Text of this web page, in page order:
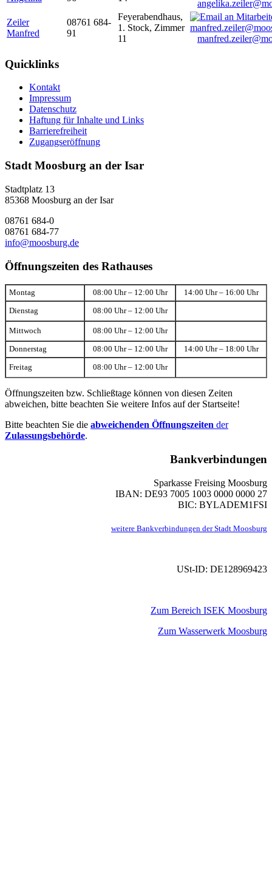
Zeiler
Manfred
08761 684-
91
Feyerabendhaus,
1. Stock, Zimmer
11
Quicklinks
Kontakt
Impressum
Datenschutz
Haftung für Inhalte und Links
Barrierefreiheit
Zugangseröffnung
Stadt Moosburg an der Isar
Stadtplatz 13
85368 Moosburg an der Isar
08761 684-0
08761 684-77
info@moosburg.de
Öffnungszeiten des Rathauses
Montag 08:00 Uhr – 12:00 Uhr 14:00 Uhr – 16:00 Uhr
Dienstag 08:00 Uhr – 12:00 Uhr
Mittwoch 08:00 Uhr – 12:00 Uhr
Donnerstag 08:00 Uhr – 12:00 Uhr 14:00 Uhr – 18:00 Uhr
Freitag 08:00 Uhr – 12:00 Uhr
Öffnungszeiten bzw. Schließtage können von diesen Zeiten
abweichen, bitte beachten Sie weitere Infos auf der Startseite!
Bitte beachten Sie die abweichenden Öffnungszeiten der
Zulassungsbehörde.
Bankverbindungen
Sparkasse Freising Moosburg
IBAN: DE93 7005 1003 0000 0000 27
BIC: BYLADEM1FSI
weitere Bankverbindungen der Stadt Moosburg
USt-ID: DE128969423
Zum Bereich ISEK Moosburg
Zum Wasserwerk Moosburg